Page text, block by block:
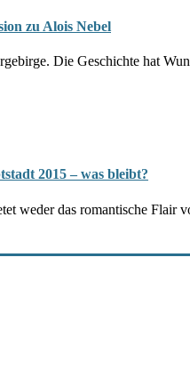
zu Alois Nebel
Die Geschichte hat
2015 – was bleibt?
weder das romantische